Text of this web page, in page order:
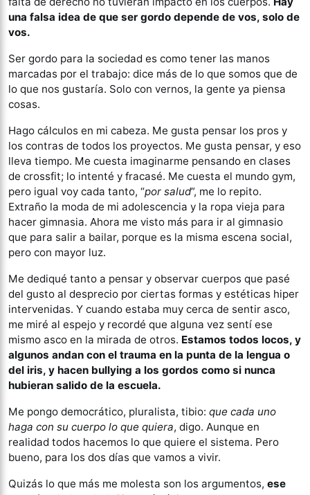
una falsa idea de que ser gordo depende de vos, solo de
vos.
Ser gordo para la sociedad es como tener las manos
marcadas por el trabajo: dice más de lo que somos que de
lo que nos gustaría. Solo con vernos, la gente ya piensa
cosas.
Hago cálculos en mi cabeza. Me gusta pensar los pros y
los contras de todos los proyectos. Me gusta pensar, y eso
lleva tiempo. Me cuesta imaginarme pensando en clases
de crossfit; lo intenté y fracasé. Me cuesta el mundo gym,
pero igual voy cada tanto, “por salud”, me lo repito.
Extraño la moda de mi adolescencia y la ropa vieja para
hacer gimnasia. Ahora me visto más para ir al gimnasio
que para salir a bailar, porque es la misma escena social,
pero con mayor luz.
Me dediqué tanto a pensar y observar cuerpos que pasé
del gusto al desprecio por ciertas formas y estéticas hiper
intervenidas. Y cuando estaba muy cerca de sentir asco,
me miré al espejo y recordé que alguna vez sentí ese
mismo asco en la mirada de otros. Estamos todos locos, y
algunos andan con el trauma en la punta de la lengua o
del iris, y hacen bullying a los gordos como si nunca
hubieran salido de la escuela.
Me pongo democrático, pluralista, tibio: que cada uno
haga con su cuerpo lo que quiera, digo. Aunque en
realidad todos hacemos lo que quiere el sistema. Pero
bueno, para los dos días que vamos a vivir.
Quizás lo que más me molesta son los argumentos, ese